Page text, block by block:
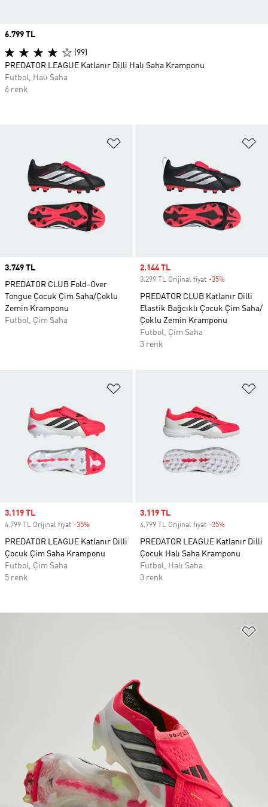
Price
3.749 TL
PREDATOR CLUB Fold-Over
Tongue Çocuk Çim Saha/Çoklu
Zemin Kramponu
Futbol, Çim Saha
Sale price
2.144 TL
3.299 TL Orijinal fiyat -35%
PREDATOR CLUB Katlanır Dilli
Elastik Bağcıklı Çocuk Çim Saha/
Çoklu Zemin Kramponu
Futbol, Çim Saha
3 renk
Sale price
3.119 TL
4.799 TL Orijinal fiyat -35%
PREDATOR LEAGUE Katlanır Dilli
Çocuk Çim Saha Kramponu
Futbol, Çim Saha
5 renk
Sale price
3.119 TL
4.799 TL Orijinal fiyat -35%
PREDATOR LEAGUE Katlanır Dilli
Çocuk Halı Saha Kramponu
Futbol, Halı Saha
3 renk
Price
6.799 TL
(99)
PREDATOR LEAGUE Katlanır Dilli Halı Saha Kramponu
Futbol, Halı Saha
6 renk